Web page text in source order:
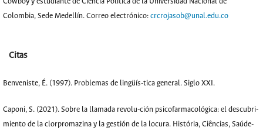
Colombia, Sede Medellín. Correo electrónico: crcrojasob@unal.edu.co
Citas
Benveniste, É. (1997). Problemas de lingüís-tica general. Siglo XXI.
Caponi, S. (2021). Sobre la llamada revolu-ción psicofarmacológica: el descubri-
miento de la clorpromazina y la gestión de la locura. História, Ciências, Saúde-